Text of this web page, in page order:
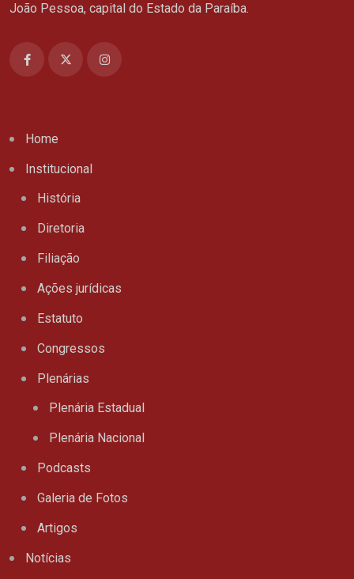
João Pessoa, capital do Estado da Paraíba.
Home
Institucional
História
Diretoria
Filiação
Ações jurídicas
Estatuto
Congressos
Plenárias
Plenária Estadual
Plenária Nacional
Podcasts
Galeria de Fotos
Artigos
Notícias